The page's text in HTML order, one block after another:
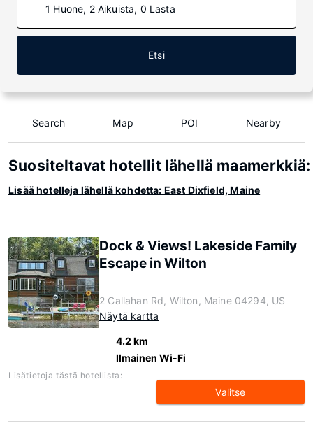
1 Huone, 2 Aikuista, 0 Lasta
Etsi
Search Map POI Nearby
Suositeltavat hotellit lähellä
Lisää hotelleja lähellä kohdetta: East Dixfield, Maine
Dock & Views! Lakeside Family
Escape in Wilton
2 Callahan Rd, Wilton, Maine 04294, US
Näytä kartta
4.2 km
Ilmainen Wi-Fi
Lisätietoja tästä hotellista:
Valitse